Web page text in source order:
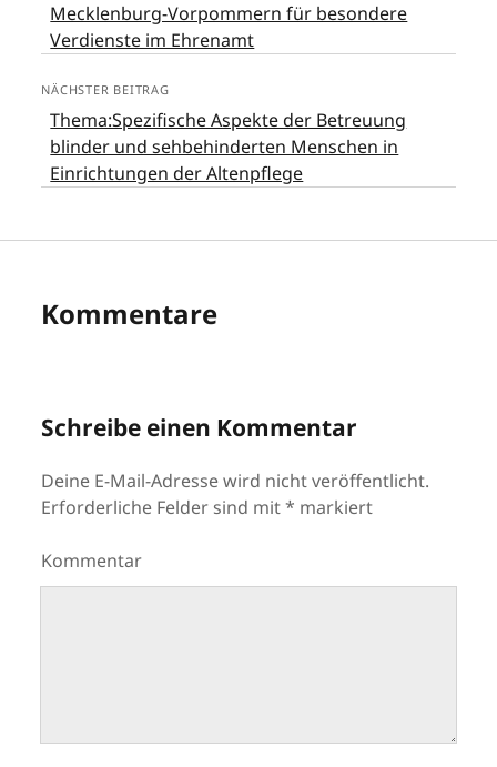
Mecklenburg-Vorpommern für besondere
Verdienste im Ehrenamt
NÄCHSTER BEITRAG
Thema:Spezifische Aspekte der Betreuung
blinder und sehbehinderten Menschen in
Einrichtungen der Altenpflege
Kommentare
Schreibe einen Kommentar
Deine E-Mail-Adresse wird nicht veröffentlicht.
Erforderliche Felder sind mit* markiert
Kommentar